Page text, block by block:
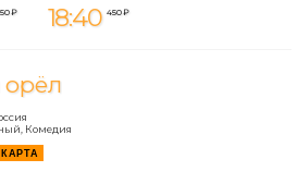
₽ 18:40 450 ₽
Комедия